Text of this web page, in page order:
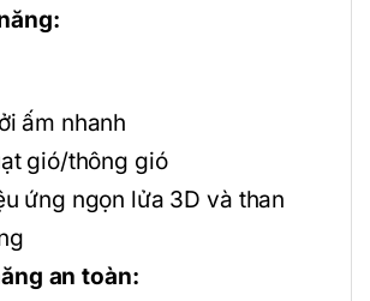
ấm nhanh
gió/thông gió
ứng ngọn lửa 3D và than
an toàn: